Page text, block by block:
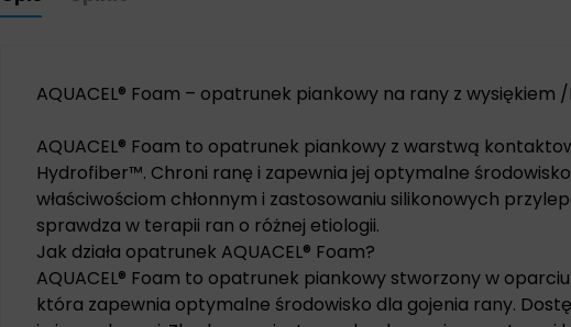
AQUACEL® Foam – opatrunek piankowy na rany z wysiękiem /
AQUACEL® Foam to opatrunek piankowy z warstwą
Hydrofiber™. Chroni ranę i zapewnia jej optymalne środowisko
właściwościom chłonnym i zastosowaniu silikonowych
sprawdza w terapii ran o różnej etiologii.
Jak działa opatrunek AQUACEL® Foam?
AQUACEL® Foam to opatrunek piankowy stworzony w
która zapewnia optymalne środowisko dla gojenia rany.